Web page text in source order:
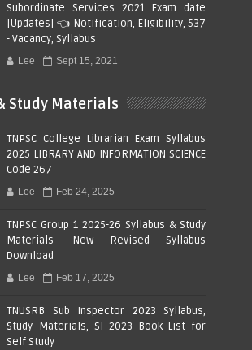
Subordinate Services 2021 Exam date
[Updates] 👈 Notification, Eligibility, 537
- Vacancy, Syllabus
Lee Sept 15, 2021
Study Materials
TNPSC College Librarian Exam Syllabus
2025 LIBRARY AND INFORMATION SCIENCE
Code 267
Lee Feb 24, 2025
TNPSC Group 1 2025-26 Syllabus & Study
Materials- New Revised Syllabus
Download
Lee Feb 17, 2025
TNUSRB Sub Inspector 2023 Syllabus,
Study Materials, SI 2023 Book List for
Self Study